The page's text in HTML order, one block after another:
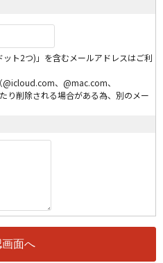
ト2つ)」を含むメールアドレスはご利
、@mac.com、
り削除される場合がある為、別のメー